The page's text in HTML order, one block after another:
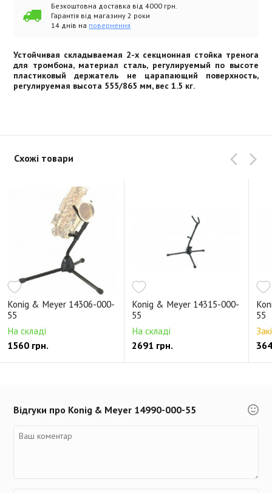
Безкоштовна доставка від 4000 грн.
Гарантія від магазину 2 роки
14 днів на повернення
Устойчивая складываемая 2-х секционная стойка тренога
для тромбона, материал сталь, регулируемый по высоте
пластиковый держатель не царапающий поверхность,
регулируемая высота 555/865 мм, вес 1.5 кг.
Схожі товари
Konig & Meyer 14306-000-
55
На складі
1560 грн.
Konig & Meyer 14315-000-
55
На складі
2691 грн.
55
Відгуки про Konig & Meyer 14990-000-55